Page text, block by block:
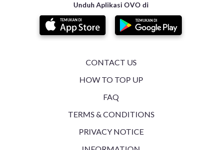
Unduh Aplikasi OVO di
CONTACT US
HOW TO TOP UP
FAQ
TERMS & CONDITIONS
PRIVACY NOTICE